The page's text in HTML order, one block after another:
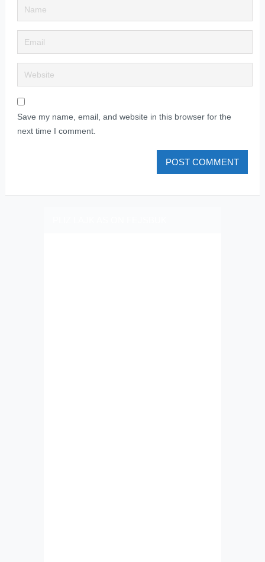
Save my name, email, and website in this browser for the
next time I comment.